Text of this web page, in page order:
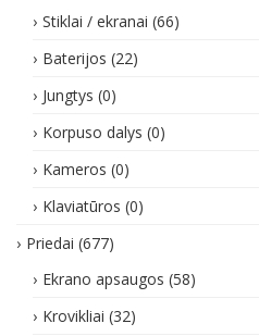
Stiklai / ekranai (66)
Baterijos (22)
Jungtys (0)
Korpuso dalys (0)
Kameros (0)
Klaviatūros (0)
Priedai (677)
Ekrano apsaugos (58)
Krovikliai (32)